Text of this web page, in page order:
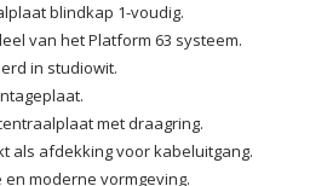
blindkap 1-voudig.
van het Platform 63 systeem.
in studiowit.
met draagring.
als afdekking voor kabeluitgang.
en moderne vormgeving.